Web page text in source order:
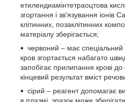
етилендиамінтетраоцтова
згортання і зв'язування іонів
клітинних, позаклітинних
матеріалу зберігається;
червоний – має спеціальний
кров згортається набагато
запобігає прилипання крові
кінцевий результат вміст
сірий – реагент допомагає
в плазмі, зразок може